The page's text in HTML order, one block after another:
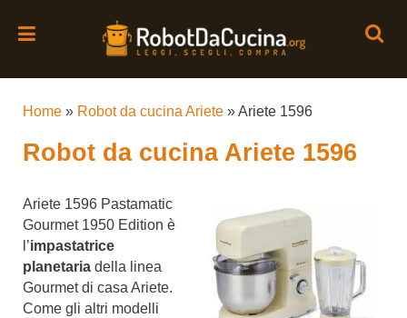
Home » Robot da cucina Ariete »Ariete 1596
Robot da cucina Ariete 1596
Ariete 1596 Pastamatic
Gourmet 1950 Edition è
l’impastatrice
planetaria della linea
Gourmet di casa Ariete.
Come gli altri modelli